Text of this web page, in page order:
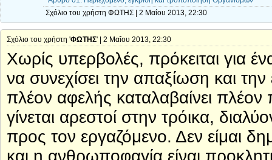
Σχόλιο του χρήστη ΦΩΤΗΣ | 2 Μαΐου 2013, 22:30
Σχόλιο του χρήστη 'ΦΩΤΗΣ' | 2 Μαΐου 2013, 22:30
Χωρίς υπερβολές, πρόκειται για
να συνεχίσει την απαξίωση και
πλέον αφελής καταλαβαίνει
γίνεται αρεστοί στην τρόικα,
προς τον εργαζόμενο. Δεν είμαι
και η ανθρωποφαγία είναι